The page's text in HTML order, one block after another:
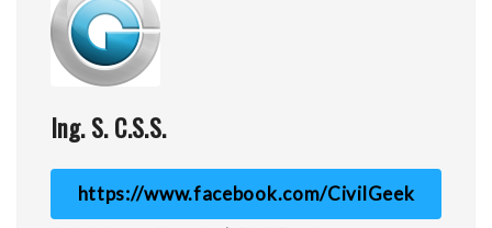
Ing. S. C.S.S.
https://www.facebook.com/CivilGeek